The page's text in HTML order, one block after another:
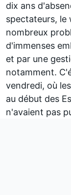
dix ans
spectateurs, le
nombreux
d'immenses
et par une
notamment.
vendredi, où
au début des
n'avaient pas